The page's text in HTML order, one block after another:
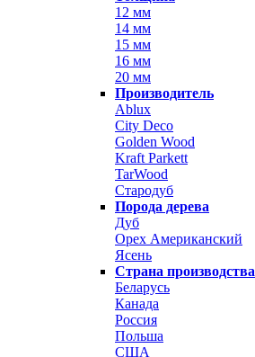
12 мм
14 мм
15 мм
16 мм
20 мм
Производитель
Ablux
City Deco
Golden Wood
Kraft Parkett
TarWood
Стародуб
Порода дерева
Дуб
Орех Американский
Ясень
Страна производства
Беларусь
Канада
Россия
Польша
США